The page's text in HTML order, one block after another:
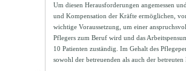
Um diesen Herausforderungen angemessen
und Kompensation der Kräfte ermöglichen,
wichtige Voraussetzung, um einer
Pflegers zum Beruf wird und das
10 Patienten zuständig. Im Gehalt des
sowohl der betreuenden als auch der betreuten